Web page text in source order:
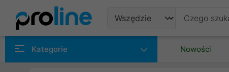
Kategorie Nowości